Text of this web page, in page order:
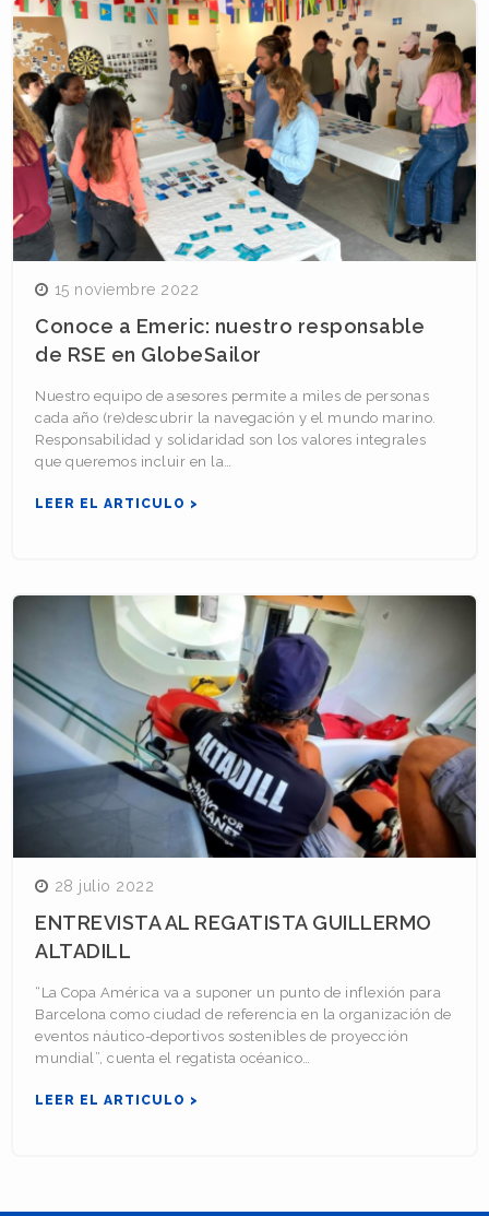
15 noviembre 2022
Conoce a Emeric: nuestro responsable
de RSE en GlobeSailor
Nuestro equipo de asesores permite a miles de personas
cada año (re)descubrir la navegación y el mundo marino.
Responsabilidad y solidaridad son los valores integrales
que queremos incluir en la…
LEER EL ARTICULO >
28 julio 2022
ENTREVISTA AL REGATISTA GUILLERMO
ALTADILL
“La Copa América va a suponer un punto de inflexión para
Barcelona como ciudad de referencia en la organización de
eventos náutico-deportivos sostenibles de proyección
mundial”, cuenta el regatista océanico…
LEER EL ARTICULO >